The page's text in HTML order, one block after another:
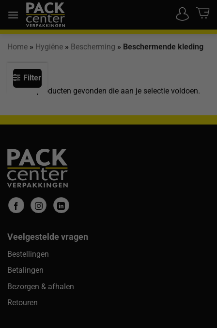
naar
inhoud
Home » Hygiëne » Bescherming » Beschermende kleding
Filter
Geen producten gevonden die aan je selectie voldoen.
Veelgestelde vragen
Bestellingen
Betalingen
Bezorgen & afhalen
Retouren